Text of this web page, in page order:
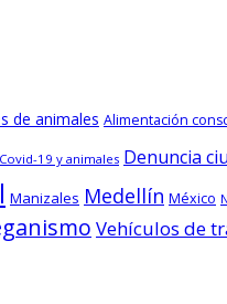
de animales Alimentación
Covid-19 y animales Denuncia
Manizales Medellín México
Vehículos de